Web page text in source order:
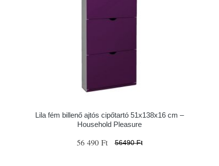
Lila fém billenő ajtós cipőtartó 51x138x16 cm –
Household Pleasure
56 490 Ft 56490 Ft